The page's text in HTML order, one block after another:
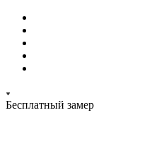
Бесплатный замер